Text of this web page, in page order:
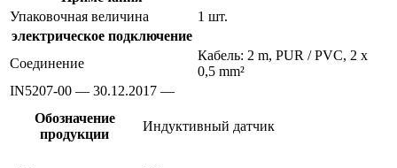
Упаковочная величина
1 шт.
электрическое подключение
Соединение
Кабель: 2 m, PUR / PVC, 2 x
0,5 mm²
IN5207-00 — 30.12.2017 —
Обозначение
продукции
Индуктивный датчик